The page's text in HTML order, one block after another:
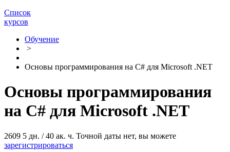
Список
курсов
Обучение
>
Основы программирования на C# для Microsoft .NET
Основы программирования
на C# для Microsoft .NET
2609 5 дн. / 40 ак. ч. Точной даты нет, вы можете
зарегистрироваться